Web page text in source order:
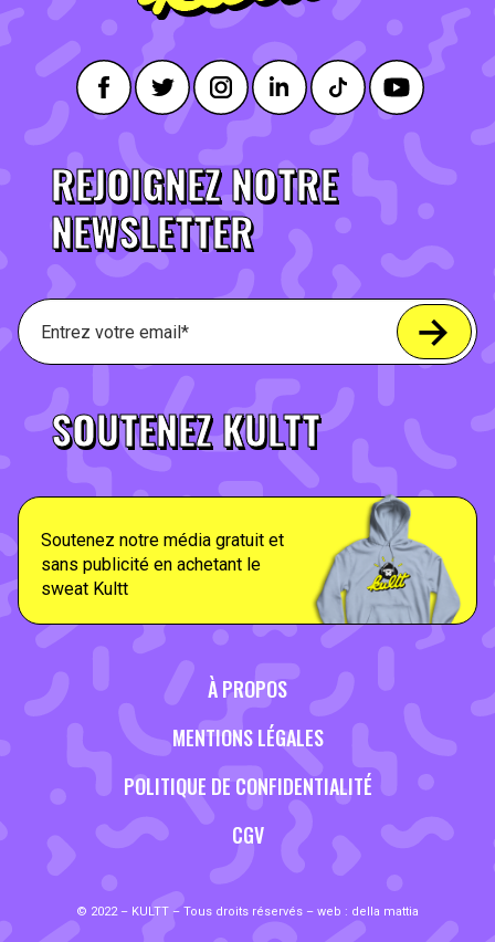
REJOIGNEZ NOTRE
NEWSLETTER
SOUTENEZ KULTT
Soutenez notre média gratuit et
sans publicité en achetant le
sweat Kultt
À PROPOS
MENTIONS LÉGALES
POLITIQUE DE CONFIDENTIALITÉ
CGV
© 2022 – KULTT – Tous droits réservés – web : della mattia